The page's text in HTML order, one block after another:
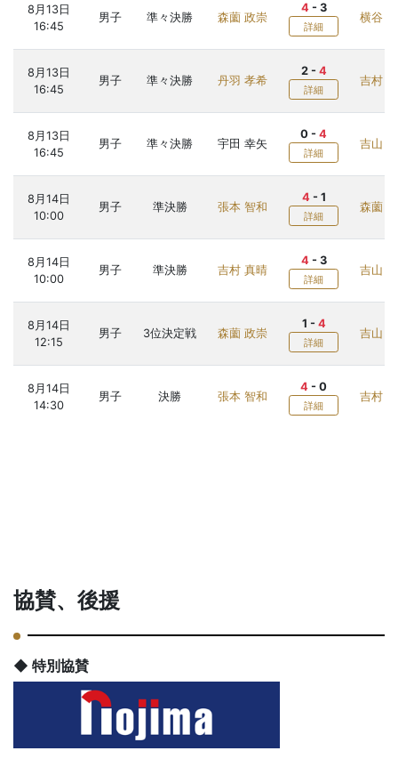
8月13日
16:45
男子 準々決勝 森薗 政崇
4 - 3
詳細
横谷 晟
8月13日
16:45
男子 準々決勝 丹羽 孝希
2- 4
詳細
吉村
8月13日
16:45
男子 準々決勝 宇田 幸矢
0 - 4
詳細
吉山
8月14日
10:00
男子 準決勝 張本 智和
4 - 1
詳細
森薗
8月14日
10:00
男子 準決勝 吉村 真晴
4 - 3
詳細
吉山
8月14日
12:15
男子 3位決定戦 森薗 政崇
1 - 4
詳細
吉山
8月14日
14:30
男子 決勝 張本 智和
4 - 0
詳細
吉村
協賛、後援
◆ 特別協賛